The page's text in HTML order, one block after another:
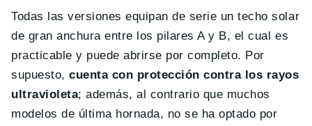
Todas las versiones equipan de serie un techo solar
de gran anchura entre los pilares A y B, el cual es
practicable y puede abrirse por completo. Por
supuesto,cuenta con protección contra los rayos
ultravioleta; además, al contrario que muchos
modelos de última hornada, no se ha optado por